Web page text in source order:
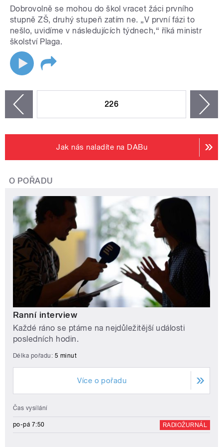
Dobrovolně se mohou do škol vracet žáci prvního
stupně ZŠ, druhý stupeň zatím ne. „V první fázi to
nešlo, uvidíme v následujících týdnech,“ říká ministr
školství Plaga.
226
Jak nás naladíte na DABu
O POŘADU
Ranní interview
Každé ráno se ptáme na nejdůležitější události
posledních hodin.
Délka pořadu: 5 minut
Více o pořadu
Čas vysílání
po-pá 7:50 RADIOŽURNÁL